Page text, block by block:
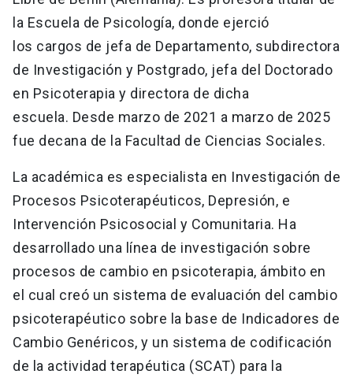
la Escuela de Psicología, donde ejerció
los cargos de jefa de Departamento, subdirectora
de Investigación y Postgrado, jefa del Doctorado
en Psicoterapia y directora de dicha
escuela. Desde marzo de 2021 a marzo de 2025
fue decana de la Facultad de Ciencias Sociales.
La académica es especialista en Investigación de
Procesos Psicoterapéuticos, Depresión, e
Intervención Psicosocial y Comunitaria. Ha
desarrollado una línea de investigación sobre
procesos de cambio en psicoterapia, ámbito en
el cual creó un sistema de evaluación del cambio
psicoterapéutico sobre la base de Indicadores de
Cambio Genéricos, y un sistema de codificación
de la actividad terapéutica (SCAT) para la